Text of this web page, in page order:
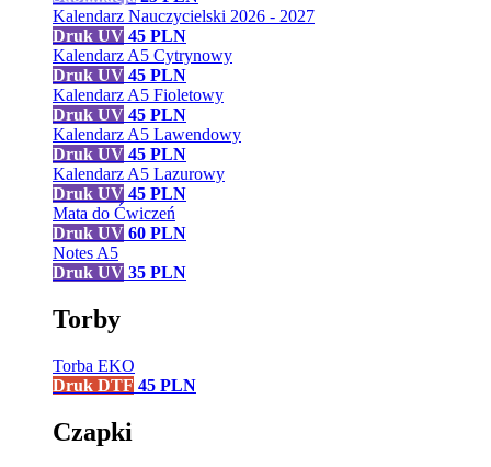
Kalendarz Nauczycielski 2026 - 2027
Druk UV 45 PLN
Kalendarz A5 Cytrynowy
Druk UV 45 PLN
Kalendarz A5 Fioletowy
Druk UV 45 PLN
Kalendarz A5 Lawendowy
Druk UV 45 PLN
Kalendarz A5 Lazurowy
Druk UV 45 PLN
Mata do Ćwiczeń
Druk UV 60 PLN
Notes A5
Druk UV 35 PLN
Torby
Torba EKO
Druk DTF 45 PLN
Czapki